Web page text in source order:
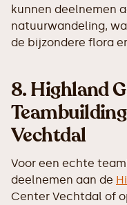
kunnen deelnemen
natuurwandeling,
de bijzondere flora
8.Highland
Vechtdal
Voor een echte
deelnemen aan de
Center Vechtdal of